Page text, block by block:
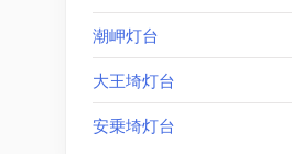
潮岬灯台
大王埼灯台
安乗埼灯台